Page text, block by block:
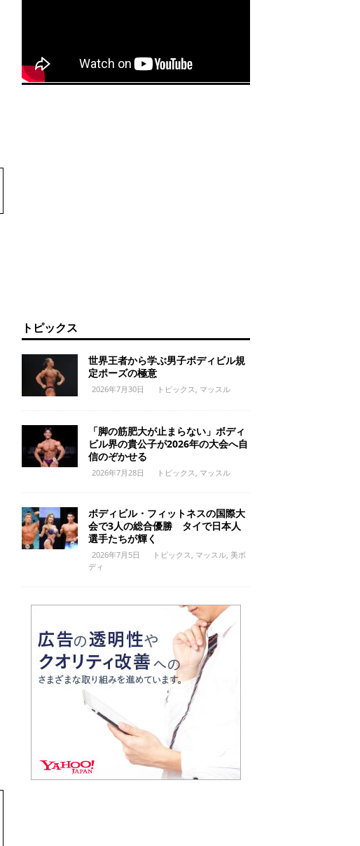
トピックス
世界王者から学ぶ男子ボディビル規
定ポーズの極意
2026年7月30日 トピックス マッスル
「脚の筋肥大が止まらない」ボディ
ビル界の貴公子が2026年の大会へ自
信のぞかせる
2026年7月28日 トピックス マッスル
ボディビル・フィットネスの国際大
会で3人の総合優勝 タイで日本人
選手たちが輝く
2026年7月5日 トピックス マッスル, 美ボ
ディ